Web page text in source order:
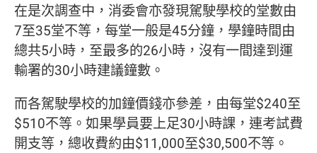
在是次調查中，消委會亦發現駕駛學校的堂數由
7至35堂不等，每堂一般是45分鐘，學鐘時間由
總共5小時，至最多的26小時，沒有一間達到運
輸署的30小時建議鐘數。
而各駕駛學校的加鐘價錢亦參差，由每堂$240至
$510不等。如果學員要上足30小時課，連考試費
開支等，總收費約由$11,000至$30,500不等。